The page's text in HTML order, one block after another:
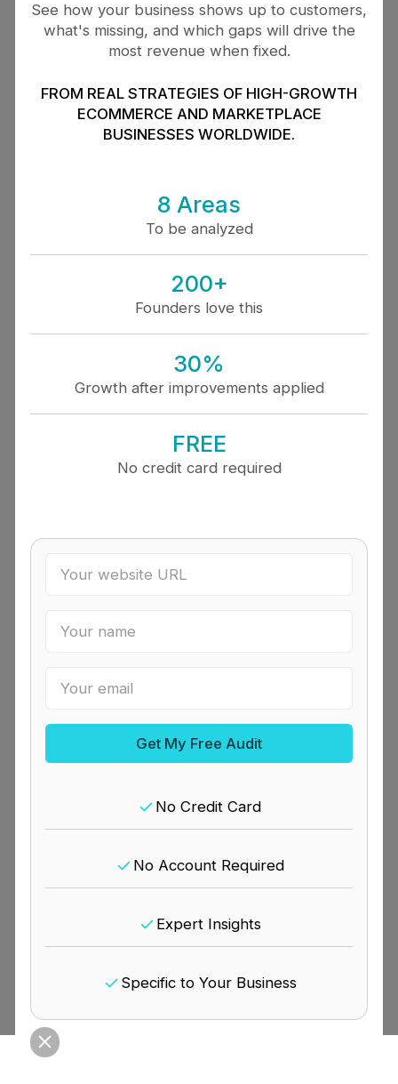
See how your business shows up to customers,
what's missing, and which gaps will drive the
most revenue when fixed.
FROM REAL STRATEGIES OF HIGH-GROWTH
ECOMMERCE AND MARKETPLACE
BUSINESSES WORLDWIDE.
8 Areas
To be analyzed
200+
Founders love this
30%
Growth after improvements applied
FREE
No credit card required
No Credit Card
No Account Required
Expert Insights
Specific to Your Business